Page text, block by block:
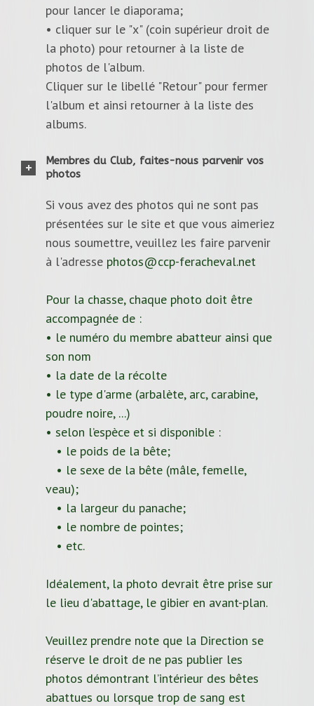
pour lancer le diaporama;
• cliquer sur le "x" (coin supérieur droit de
la photo) pour retourner à la liste de
photos de l'album.
Cliquer sur le libellé "Retour" pour fermer
l'album et ainsi retourner à la liste des
albums.
Membres du Club, faites-nous parvenir vos
photos
Si vous avez des photos qui ne sont pas
présentées sur le site et que vous aimeriez
nous soumettre, veuillez les faire parvenir
à l'adresse photos@ccp-feracheval.net
Pour la chasse, chaque photo doit être
accompagnée de :
• le numéro du membre abatteur ainsi que
son nom
• la date de la récolte
• le type d'arme (arbalète, arc, carabine,
poudre noire, ...)
• selon l’espèce et si disponible :
• le poids de la bête;
• le sexe de la bête (mâle, femelle,
veau);
• la largeur du panache;
• le nombre de pointes;
• etc.
Idéalement, la photo devrait être prise sur
le lieu d'abattage, le gibier en avant-plan.
Veuillez prendre note que la Direction se
réserve le droit de ne pas publier les
photos démontrant l’intérieur des bêtes
abattues ou lorsque trop de sang est